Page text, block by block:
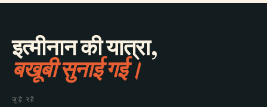
इत्मीनान की यात्रा,
बखूबी सुनाई गई।
जुड़े रहें